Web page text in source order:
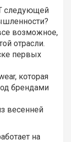
следующей
возможное,
отрасли.
первых
которая
брендами
весенней
на